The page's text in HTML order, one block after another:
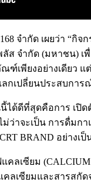
จำกัด เผยว่า “กิจ
จำกัด (มหาชน) เ
ฑ์เพียงอย่างเดียว
กเปลี่ยนประสบกา
ด้ดีที่สุดคือการ เปิด
ม่ว่าจะเป็น การดื่ม
BRAND อย่างเป็
คลเซียม
ลเซียมและสารสกั